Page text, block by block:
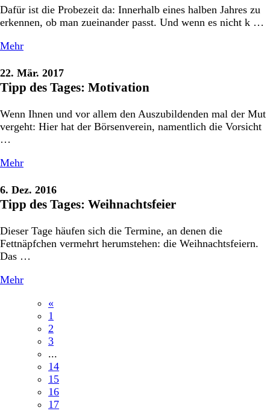
Dafür ist die Probezeit da: Innerhalb eines halben Jahres zu
erkennen, ob man zueinander passt. Und wenn es nicht k …
Mehr
22. Mär. 2017
Tipp des Tages: Motivation
Wenn Ihnen und vor allem den Auszubildenden mal der Mut
vergeht: Hier hat der Börsenverein, namentlich die Vorsicht
…
Mehr
6. Dez. 2016
Tipp des Tages: Weihnachtsfeier
Dieser Tage häufen sich die Termine, an denen die
Fettnäpfchen vermehrt herumstehen: die Weihnachtsfeiern.
Das …
Mehr
«
1
2
3
...
14
15
16
17